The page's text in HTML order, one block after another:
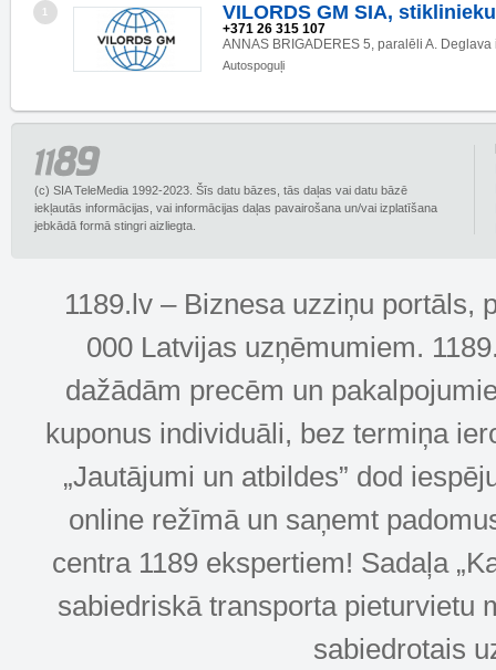
1 VILORDS GM SIA,
+371 26 315 107
ANNAS BRIGADERES 5, paralēli A. Deglava
Autospoguļi
(c) SIA TeleMedia 1992-2023. Šīs datu bāzes, tās daļas vai datu bāzē
iekļautās informācijas, vai informācijas daļas pavairošana un/vai izplatīšana
jebkādā formā stingri aizliegta.
1189.lv – Biznesa uzziņu portāls,
000 Latvijas uzņēmumiem.
dažādām precēm un
kuponus individuāli, bez termiņa
„Jautājumi un atbildes” dod
online režīmā un saņemt
centra 1189 ekspertiem! Sadaļa
sabiedriskā transporta pieturvietu
sabiedrotais